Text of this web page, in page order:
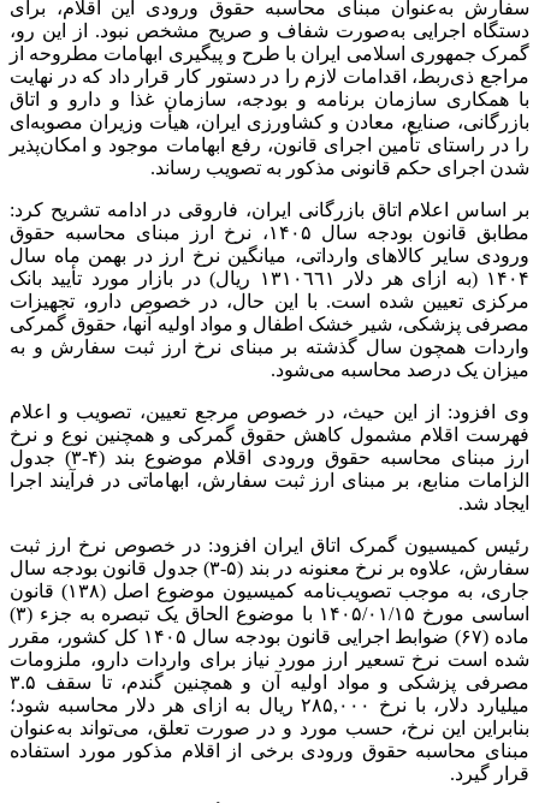
سفارش به‌عنوان مبنای محاسبه حقوق ورودی این اقلام، برای
دستگاه اجرایی به‌صورت شفاف و صریح مشخص نبود. از این رو،
گمرک جمهوری اسلامی ایران با طرح و پیگیری ابهامات مطروحه از
مراجع ذی‌ربط، اقدامات لازم را در دستور کار قرار داد که در نهایت
با همکاری سازمان برنامه و بودجه، سازمان غذا و دارو و اتاق
بازرگانی، صنایع، معادن و کشاورزی ایران، هیأت وزیران مصوبه‌ای
را در راستای تأمین اجرای قانون، رفع ابهامات موجود و امکان‌پذیر
شدن اجرای حکم قانونی مذکور به تصویب رساند.
بر اساس اعلام اتاق بازرگانی ایران، فاروقی در ادامه تشریح کرد:
مطابق قانون بودجه سال ۱۴۰۵، نرخ ارز مبنای محاسبه حقوق
ورودی سایر کالاهای وارداتی، میانگین نرخ ارز در بهمن‌ ماه سال
۱۴۰۴ (به ازای هر دلار ١٣١٠٦٦١ ریال) در بازار مورد تأیید بانک
مرکزی تعیین شده است. با این حال، در خصوص دارو، تجهیزات
مصرفی پزشکی، شیر خشک اطفال و مواد اولیه آنها، حقوق گمرکی
واردات همچون سال گذشته بر مبنای نرخ ارز ثبت سفارش و به
میزان یک درصد محاسبه می‌شود.
وی افزود: از این حیث، در خصوص مرجع تعیین، تصویب و اعلام
فهرست اقلام مشمول کاهش حقوق گمرکی و همچنین نوع و نرخ
ارز مبنای محاسبه حقوق ورودی اقلام موضوع بند (۴-۳) جدول
الزامات منابع، بر مبنای ارز ثبت سفارش، ابهاماتی در فرآیند اجرا
ایجاد شد.
رئیس کمیسیون گمرک اتاق ایران افزود: در خصوص نرخ ارز ثبت
سفارش، علاوه بر نرخ معنونه در بند (۵-۳) جدول قانون بودجه سال
جاری، به موجب تصویب‌نامه کمیسیون موضوع اصل (۱۳۸) قانون
اساسی مورخ ۱۴۰۵/۰۱/۱۵ با موضوع الحاق یک تبصره به جزء (۳)
ماده (۶۷) ضوابط اجرایی قانون بودجه سال ۱۴۰۵ کل کشور، مقرر
شده است نرخ تسعیر ارز مورد نیاز برای واردات دارو، ملزومات
مصرفی پزشکی و مواد اولیه آن‌ و همچنین گندم، تا سقف ۳.۵
میلیارد دلار، با نرخ ۲۸۵,۰۰۰ ریال به ازای هر دلار محاسبه شود؛
بنابراین این نرخ، حسب مورد و در صورت تعلق، می‌تواند به‌عنوان
مبنای محاسبه حقوق ورودی برخی از اقلام مذکور مورد استفاده
قرار گیرد.